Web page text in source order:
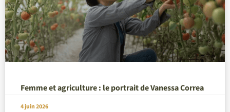
Femme et agriculture : le portrait de Vanessa Correa
4 juin 2026